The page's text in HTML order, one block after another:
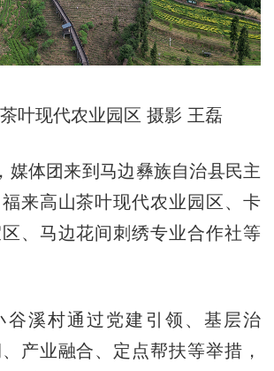
叶现代农业园区 摄影 王磊
体团来到马边彝族自治县民主
来高山茶叶现代农业园区、卡
、马边花间刺绣专业合作社等
溪村通过党建引领、基层治
产业融合、定点帮扶等举措，